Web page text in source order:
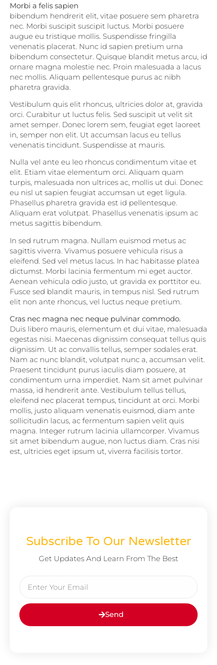
Morbi a felis sapien
bibendum hendrerit elit, vitae posuere sem pharetra
nec. Morbi suscipit suscipit luctus. Morbi posuere
augue eu tristique mollis. Suspendisse fringilla
venenatis placerat. Nunc id sapien pretium urna
bibendum consectetur. Quisque blandit metus arcu, id
ornare magna molestie nec. Proin malesuada a lacus
nec mollis. Aliquam pellentesque purus ac nibh
pharetra gravida.
Vestibulum quis elit rhoncus, ultricies dolor at, gravida
orci. Curabitur ut luctus felis. Sed suscipit ut velit sit
amet semper. Donec lorem sem, feugiat eget laoreet
in, semper non elit. Ut accumsan lacus eu tellus
venenatis tincidunt. Suspendisse at mauris.
Nulla vel ante eu leo rhoncus condimentum vitae et
elit. Etiam vitae elementum orci. Aliquam quam
turpis, malesuada non ultrices ac, mollis ut dui. Donec
eu nisl ut sapien feugiat accumsan ut eget ligula.
Phasellus pharetra gravida est id pellentesque.
Aliquam erat volutpat. Phasellus venenatis ipsum ac
metus sagittis bibendum.
In sed rutrum magna. Nullam euismod metus ac
sagittis viverra. Vivamus posuere vehicula risus a
eleifend. Sed vel metus lacus. In hac habitasse platea
dictumst. Morbi lacinia fermentum mi eget auctor.
Aenean vehicula odio justo, ut gravida ex porttitor eu.
Fusce sed blandit mauris, in tempus nisl. Sed rutrum
elit non ante rhoncus, vel luctus neque pretium.
Cras nec magna nec neque pulvinar commodo.
Duis libero mauris, elementum et dui vitae, malesuada
egestas nisi. Maecenas dignissim consequat tellus quis
dignissim. Ut ac convallis tellus, semper sodales erat.
Nam ac nunc blandit, volutpat nunc a, accumsan velit.
Praesent tincidunt purus iaculis diam posuere, at
condimentum urna imperdiet. Nam sit amet pulvinar
massa, id hendrerit ante. Vestibulum tellus tellus,
eleifend nec placerat tempus, tincidunt at orci. Morbi
mollis, justo aliquam venenatis euismod, diam ante
sollicitudin lacus, ac fermentum sapien velit quis
magna. Integer rutrum lacinia ullamcorper. Vivamus
sit amet bibendum augue, non luctus diam. Cras nisi
est, ultricies eget ipsum ut, viverra facilisis tortor.
Subscribe To Our Newsletter
Get Updates And Learn From The Best
Send